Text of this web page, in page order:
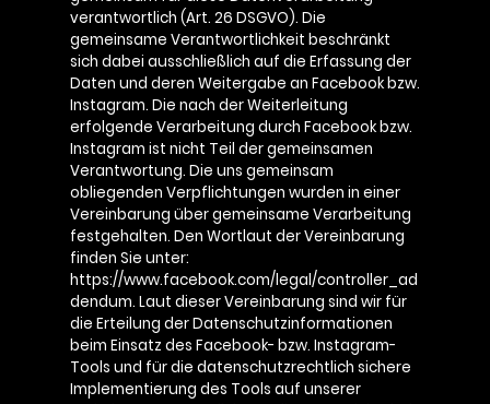
verantwortlich (Art. 26 DSGVO). Die
gemeinsame Verantwortlichkeit beschränkt
sich dabei ausschließlich auf die Erfassung der
Daten und deren Weitergabe an Facebook bzw.
Instagram. Die nach der Weiterleitung
erfolgende Verarbeitung durch Facebook bzw.
Instagram ist nicht Teil der gemeinsamen
Verantwortung. Die uns gemeinsam
obliegenden Verpflichtungen wurden in einer
Vereinbarung über gemeinsame Verarbeitung
festgehalten. Den Wortlaut der Vereinbarung
finden Sie unter:
https://www.facebook.com/legal/controller_ad
dendum. Laut dieser Vereinbarung sind wir für
die Erteilung der Datenschutzinformationen
beim Einsatz des Facebook- bzw. Instagram-
Tools und für die datenschutzrechtlich sichere
Implementierung des Tools auf unserer